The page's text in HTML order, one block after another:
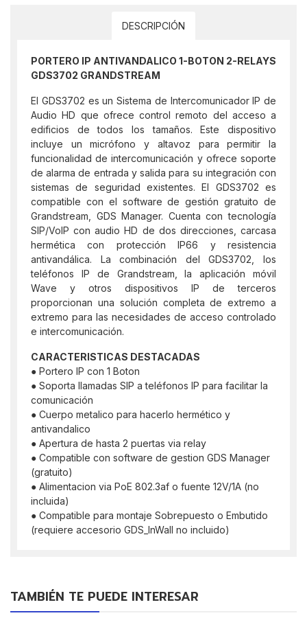
DESCRIPCIÓN
PORTERO IP ANTIVANDALICO 1-BOTON 2-RELAYS
GDS3702 GRANDSTREAM
El GDS3702 es un Sistema de Intercomunicador IP de
Audio HD que ofrece control remoto del acceso a
edificios de todos los tamaños. Este dispositivo
incluye un micrófono y altavoz para permitir la
funcionalidad de intercomunicación y ofrece soporte
de alarma de entrada y salida para su integración con
sistemas de seguridad existentes. El GDS3702 es
compatible con el software de gestión gratuito de
Grandstream, GDS Manager. Cuenta con tecnología
SIP/VoIP con audio HD de dos direcciones, carcasa
hermética con protección IP66 y resistencia
antivandálica. La combinación del GDS3702, los
teléfonos IP de Grandstream, la aplicación móvil
Wave y otros dispositivos IP de terceros
proporcionan una solución completa de extremo a
extremo para las necesidades de acceso controlado
e intercomunicación.
CARACTERISTICAS DESTACADAS
● Portero IP con 1 Boton
● Soporta llamadas SIP a teléfonos IP para facilitar la
comunicación
● Cuerpo metalico para hacerlo hermético y
antivandalico
● Apertura de hasta 2 puertas via relay
● Compatible con software de gestion GDS Manager
(gratuito)
● Alimentacion via PoE 802.3af o fuente 12V/1A (no
incluida)
● Compatible para montaje Sobrepuesto o Embutido
(requiere accesorio GDS_InWall no incluido)
TAMBIÉN TE PUEDE INTERESAR